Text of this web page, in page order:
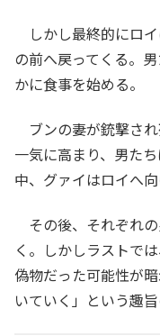
しかし最終的にロ
の前へ戻ってくる。
かに食事を始める。
ブンの妻が銃撃さ
一気に高まり、男た
中、グァイはロイへ
その後、それぞれ
く。しかしラストで
偽物だった可能性が
いていく」という趣